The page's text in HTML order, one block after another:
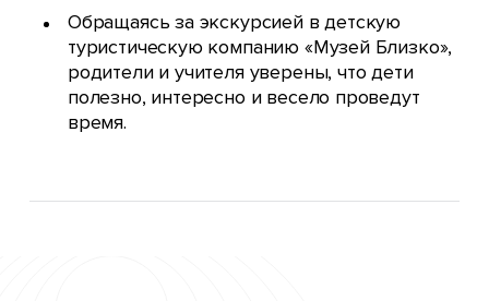
Обращаясь за экскурсией в детскую
туристическую компанию «Музей Близко»,
родители и учителя уверены, что дети
полезно, интересно и весело проведут
время.